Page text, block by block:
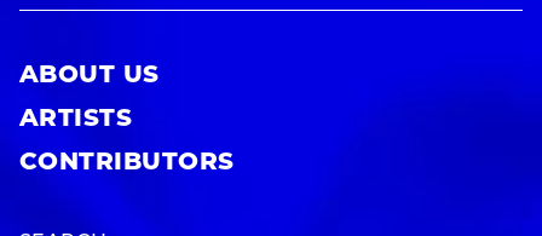
ABOUT US
ARTISTS
CONTRIBUTORS